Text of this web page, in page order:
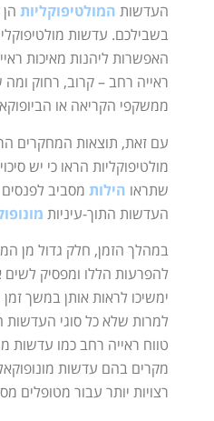
העדשות המולטיפוקליות
בשבילכם. עדשות
האפשרות ליהנות מאיכות
ראייה רחב – קרוב, רחוק
ממשקפי הקריאה או
עם זאת, תוצאות המחקרים
מולטיפוקליות הראו כי יש
שתראו הילות מסביב
העדשות התוך-עיניות
במהלך הזמן, חלק גדול מן
להפרעות הללו ומפסיק לשים
ימשיכו לראות אותן במשך
למרות שלא כל סוגי העדשות
טווח ראייה רחב כמו עדשות
מקרים בהם עדשות
רצויות יותר עבור מטופלים